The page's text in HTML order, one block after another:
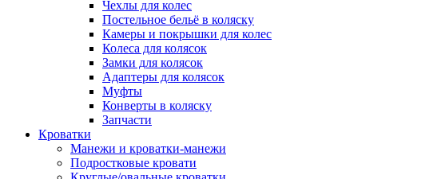
Чехлы для колес
Постельное бельё в коляску
Камеры и покрышки для колес
Колеса для колясок
Замки для колясок
Адаптеры для колясок
Муфты
Конверты в коляску
Запчасти
Кроватки
Манежи и кроватки-манежи
Подростковые кровати